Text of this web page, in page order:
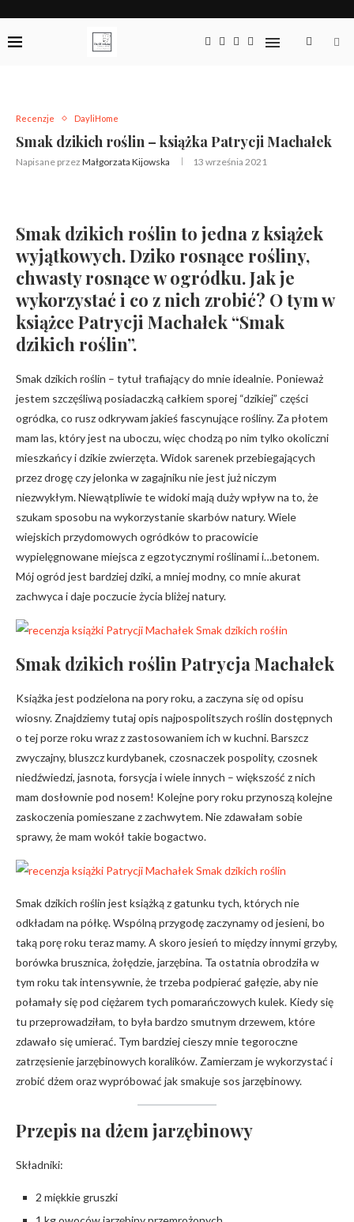
Recenzje DayliHome
Smak dzikich roślin – książka Patrycji Machałek
Napisane przez Małgorzata Kijowska 13 września 2021
Smak dzikich roślin to jedna z książek
wyjątkowych. Dziko rosnące rośliny,
chwasty rosnące w ogródku. Jak je
wykorzystać i co z nich zrobić? O tym w
książce Patrycji Machałek “Smak
dzikich roślin”.
Smak dzikich roślin – tytuł trafiający do mnie idealnie. Ponieważ
jestem szczęśliwą posiadaczką całkiem sporej “dzikiej” części
ogródka, co rusz odkrywam jakieś fascynujące rośliny. Za płotem
mam las, który jest na uboczu, więc chodzą po nim tylko okoliczni
mieszkańcy i dzikie zwierzęta. Widok sarenek przebiegających
przez drogę czy jelonka w zagajniku nie jest już niczym
niezwykłym. Niewątpliwie te widoki mają duży wpływ na to, że
szukam sposobu na wykorzystanie skarbów natury. Wiele
wiejskich przydomowych ogródków to pracowicie
wypielęgnowane miejsca z egzotycznymi roślinami i…betonem.
Mój ogród jest bardziej dziki, a mniej modny, co mnie akurat
zachwyca i daje poczucie życia bliżej natury.
Smak dzikich roślin Patrycja Machałek
Książka jest podzielona na pory roku, a zaczyna się od opisu
wiosny. Znajdziemy tutaj opis najpospolitszych roślin dostępnych
o tej porze roku wraz z zastosowaniem ich w kuchni. Barszcz
zwyczajny, bluszcz kurdybanek, czosnaczek pospolity, czosnek
niedźwiedzi, jasnota, forsycja i wiele innych – większość z nich
mam dosłownie pod nosem! Kolejne pory roku przynoszą kolejne
zaskoczenia pomieszane z zachwytem. Nie zdawałam sobie
sprawy, że mam wokół takie bogactwo.
Smak dzikich roślin jest książką z gatunku tych, których nie
odkładam na półkę. Wspólną przygodę zaczynamy od jesieni, bo
taką porę roku teraz mamy. A skoro jesień to między innymi grzyby,
borówka brusznica, żołędzie, jarzębina. Ta ostatnia obrodziła w
tym roku tak intensywnie, że trzeba podpierać gałęzie, aby nie
połamały się pod ciężarem tych pomarańczowych kulek. Kiedy się
tu przeprowadziłam, to była bardzo smutnym drzewem, które
zdawało się umierać. Tym bardziej cieszy mnie tegoroczne
zatrzęsienie jarzębinowych koralików. Zamierzam je wykorzystać i
zrobić dżem oraz wypróbować jak smakuje sos jarzębinowy.
Przepis na dżem jarzębinowy
Składniki:
2 miękkie gruszki